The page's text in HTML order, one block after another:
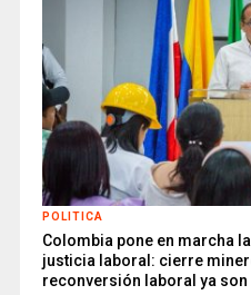
POLITICA
Colombia pone en marcha
justicia laboral: cierre
reconversión laboral ya